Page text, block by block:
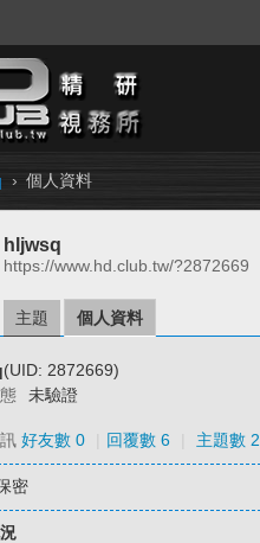
› 個人資料
hljwsq
https://www.hd.club.tw/?2872669
主題 個人資料
(UID: 2872669)
未驗證
好友數 0 回覆數 6 主題數 2
密